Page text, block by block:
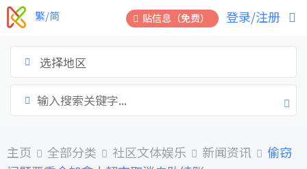
跳
到
贴信息（免费） 登录/注册
繁/简
选择地区
主页 全部分类 社区文体娱乐 新闻资讯
偷窃